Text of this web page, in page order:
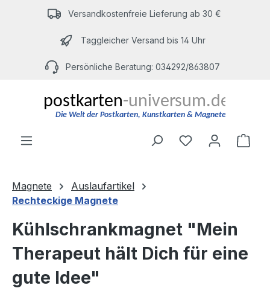
Zum Hauptinhalt springenVersandkostenfreie Lieferung ab 30 €
Taggleicher Versand bis 14 Uhr
Persönliche Beratung: 034292/863807
Du hast 0
Magnete
Auslaufartikel
Rechteckige Magnete
Kühlschrankmagnet "Mein
Therapeut hält Dich für eine
gute Idee"